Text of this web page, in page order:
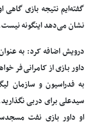
گفته‌ایم نتیجه بازی
نشان می‌دهد اینگونه
داور بازی از کامرانی‌فر
به فدراسیون و سازمان
سیدعلی برای دربی
او داور بازی نفت